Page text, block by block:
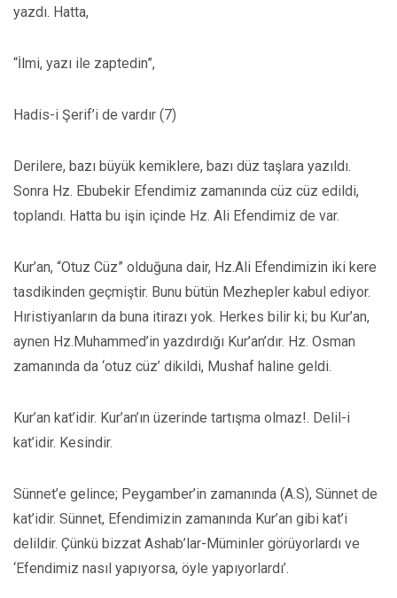
yazdı. Hatta,
“İlmi, yazı ile zaptedin”,
Hadis-i Şerif’i de vardır (7)
Derilere, bazı büyük kemiklere, bazı düz taşlara yazıldı.
Sonra Hz. Ebubekir Efendimiz zamanında cüz cüz edildi,
toplandı. Hatta bu işin içinde Hz. Ali Efendimiz de var.
Kur’an, “Otuz Cüz” olduğuna dair, Hz.Ali Efendimizin iki kere
tasdikinden geçmiştir. Bunu bütün Mezhepler kabul ediyor.
Hıristiyanların da buna itirazı yok. Herkes bilir ki; bu Kur’an,
aynen Hz.Muhammed’in yazdırdığı Kur’an’dır. Hz. Osman
zamanında da ‘otuz cüz’ dikildi, Mushaf haline geldi.
Kur’an kat’idir. Kur’an’ın üzerinde tartışma olmaz!. Delil-i
kat’idir. Kesindir.
Sünnet’e gelince; Peygamber’in zamanında (A.S), Sünnet de
kat’idir. Sünnet, Efendimizin zamanında Kur’an gibi kat’i
delildir. Çünkü bizzat Ashab’lar-Müminler görüyorlardı ve
‘Efendimiz nasıl yapıyorsa, öyle yapıyorlardı’.